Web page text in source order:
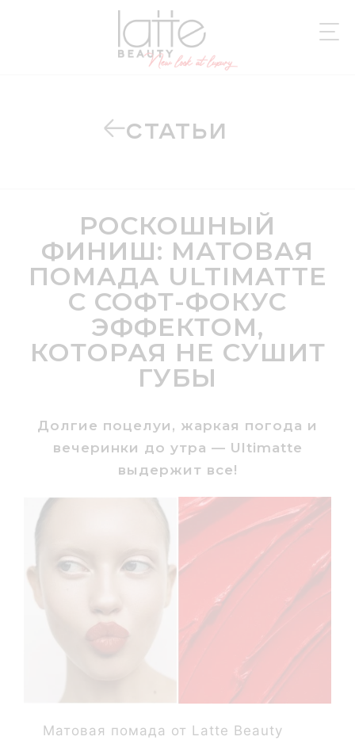
СТАТЬИ
РОСКОШНЫЙ
ФИНИШ: МАТОВАЯ
ПОМАДА ULTIMATTE
С СОФТ-ФОКУС
ЭФФЕКТОМ,
КОТОРАЯ НЕ СУШИТ
ГУБЫ
Долгие поцелуи, жаркая погода и
вечеринки до утра — Ultimatte
выдержит все!
Матовая помада от Latte Beauty